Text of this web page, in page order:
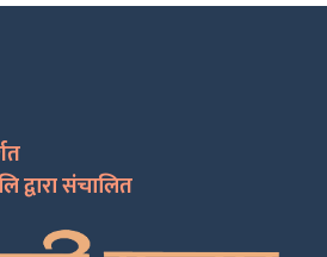
द्वारा संचालित